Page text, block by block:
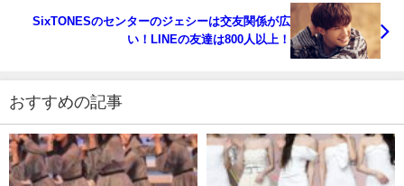
SixTONESのセンターのジェシーは交友関係が広
い！LINEの友達は800人以上！
おすすめの記事